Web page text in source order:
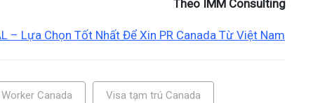
Theo IMM Consulting
– Lựa Chọn Tốt Nhất Để Xin PR Canada Từ Việt Nam
Canada Visa tạm trú Canada